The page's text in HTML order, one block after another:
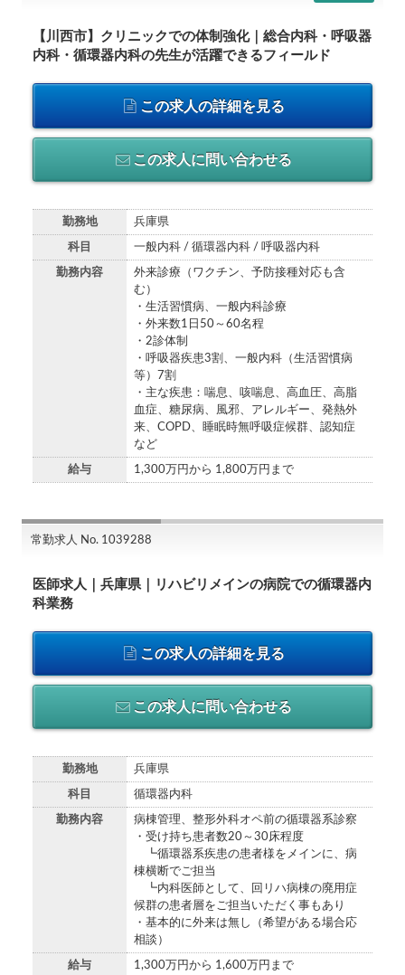
【川西市】クリニックでの体制強化｜総合内科・呼吸器
内科・循環器内科の先生が活躍できるフィールド
この求人の詳細を見る
この求人に問い合わせる
勤務地 兵庫県
科目 一般内科 / 循環器内科 / 呼吸器内科
勤務内容
外来診療（ワクチン、予防接種対応も含
む）
・生活習慣病、一般内科診療
・外来数1日50～60名程
・2診体制
・呼吸器疾患3割、一般内科（生活習慣病
等）7割
・主な疾患：喘息、咳喘息、高血圧、高脂
血症、糖尿病、風邪、アレルギー、発熱外
来、COPD、睡眠時無呼吸症候群、認知症
など
給与 1,300万円から 1,800万円まで
常勤求人 No. 1039288
医師求人｜兵庫県｜リハビリメインの病院での循環器内
科業務
この求人の詳細を見る
この求人に問い合わせる
勤務地 兵庫県
科目 循環器内科
勤務内容
病棟管理、整形外科オペ前の循環器系診察
・受け持ち患者数20～30床程度
┗循環器系疾患の患者様をメインに、病
棟横断でご担当
┗内科医師として、回リハ病棟の廃用症
候群の患者層をご担当いただく事もあり
・基本的に外来は無し（希望がある場合応
相談）
給与 1,300万円から 1,600万円まで